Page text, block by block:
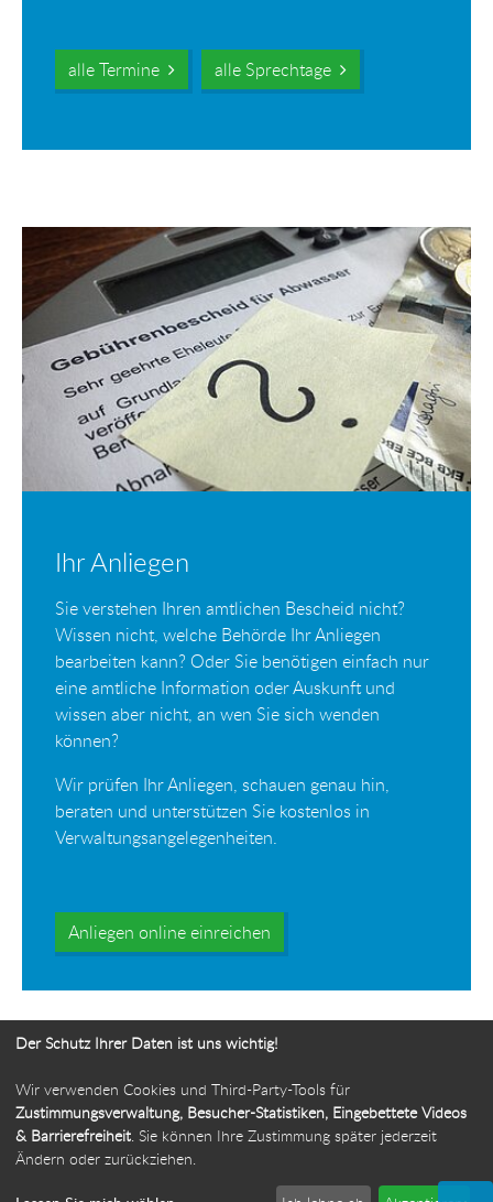
alle Termine alle Sprechtage
Ihr Anliegen
Sie verstehen Ihren amtlichen Bescheid nicht?
Wissen nicht, welche Behörde Ihr Anliegen
bearbeiten kann? Oder Sie benötigen einfach nur
eine amtliche Information oder Auskunft und
wissen aber nicht, an wen Sie sich wenden
können?
Wir prüfen Ihr Anliegen, schauen genau hin,
beraten und unterstützen Sie kostenlos in
Verwaltungsangelegenheiten.
Anliegen online einreichen
Ihr Weg zur Bürgerbeauftragten
Der Schutz Ihrer Daten ist uns wichtig!
Wir verwenden Cookies und Third-Party-Tools für
Zustimmungsverwaltung, Besucher-Statistiken, Eingebettete Videos
& Barrierefreiheit. Sie können Ihre Zustimmung später jederzeit
Ändern oder zurückziehen.